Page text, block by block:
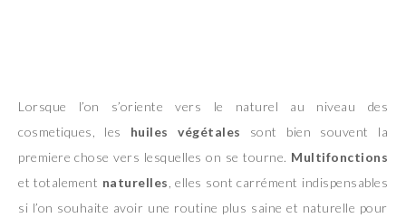
Lorsque l’on s’oriente vers le naturel au niveau des
cosmetiques, les huiles végétales sont bien souvent la
premiere chose vers lesquelles on se tourne. Multifonctions
et totalement naturelles , elles sont carrément indispensables
si l’on souhaite avoir une routine plus saine et naturelle pour